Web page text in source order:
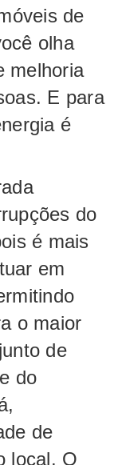
de
olha
melhoria
E para
é
do
é mais
em
o maior
de
do
de
local. O